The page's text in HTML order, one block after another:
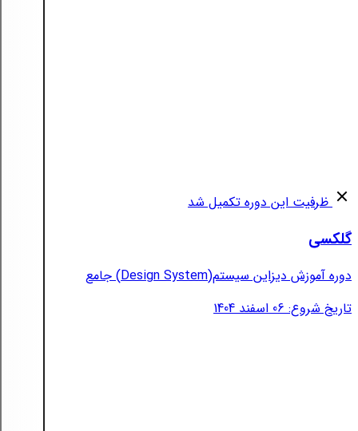
ظرفیت این دوره تکمیل شد
گلکسی
دوره آموزش دیزاین سیستم(Design System) جامع
تاریخ شروع: 06 اسفند 1404